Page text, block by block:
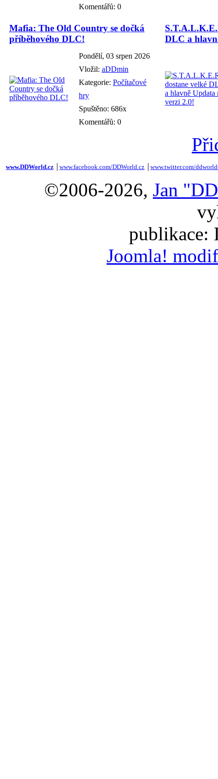
Komentářů: 0
Mafia: The Old Country se dočká
příběhového DLC!
Pondělí, 03 srpen 2026
Vložil: aDDmin
Kategorie: Počítačové
hry
Spuštěno: 686x
Komentářů: 0
DLC a
www.DDWorld.cz www.facebook.com/DDWorld.cz www.twitter.com/
©2006-2026, Jan
publikace:
Joomla!